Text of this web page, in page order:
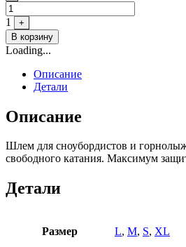
1
+
В корзину
Loading...
Описание
Детали
Описание
Шлем для сноубордистов и
свободного катания. Максимум
Детали
Размер L, M, S, XL